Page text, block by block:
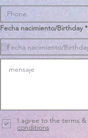
Fecha nacimiento/Birthday *r
i
I agree to the terms
conditions